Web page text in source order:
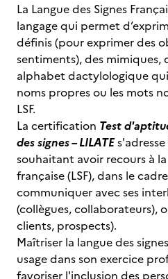
La Langue des Signes
langage qui permet
définis (pour exprimer des
sentiments), des mimiques,
alphabet dactylologique
noms propres ou les mots
LSF.
La certification Test
des signes – LILATE
souhaitant avoir recours à
française (LSF), dans le
communiquer avec ses
(collègues, collaborateurs),
clients, prospects).
Maîtriser la langue des
usage dans son exercice
favoriser l'inclusion des